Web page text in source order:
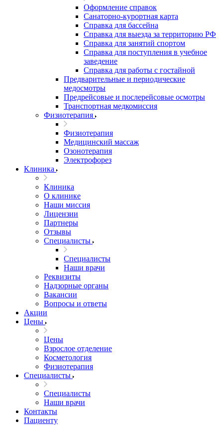
Оформление справок
Санаторно-курортная карта
Справка для бассейна
Справка для выезда за территорию РФ
Справка для занятий спортом
Справка для поступления в учебное
заведение
Справка для работы с гостайной
Предварительные и периодические
медосмотры
Предрейсовые и послерейсовые осмотры
Транспортная медкомиссия
Физиотерапия
Физиотерапия
Медицинский массаж
Озонотерапия
Электрофорез
Клиника
Клиника
О клинике
Наши миссия
Лицензии
Партнеры
Отзывы
Специалисты
Специалисты
Наши врачи
Реквизиты
Надзорные органы
Вакансии
Вопросы и ответы
Акции
Цены
Цены
Взрослое отделение
Косметология
Физиотерапия
Специалисты
Специалисты
Наши врачи
Контакты
Пациенту